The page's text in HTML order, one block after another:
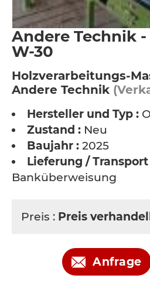
Andere Technik
W-30
Holzverarbeitungs-
Andere Technik
Hersteller und Typ :
Zustand : Neu
Baujahr : 2025
Lieferung /
Banküberweisung
Preis : Preis
Anfrage